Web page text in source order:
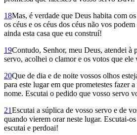
18Mas, é verdade que Deus habita com
os céus e os céus dos céus não vos
ainda esta casa que eu construí!
19Contudo, Senhor, meu Deus, atendei à
servo, acolhei o clamor e os votos que ele
20Que de dia e de noite vossos olhos
para este lugar em que prometestes fazer
nome. Escutai o pedido que vosso servo
21Escutai a súplica de vosso servo e de
quando vierem orar neste lugar. Escutai-
escutai e perdoai!